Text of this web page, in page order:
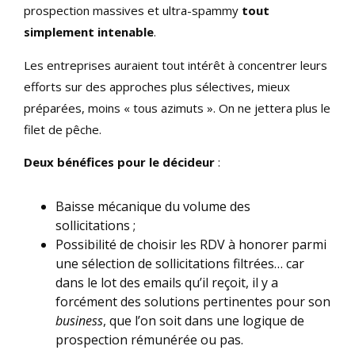
prospection massives et ultra-spammy tout
simplement intenable.
Les entreprises auraient tout intérêt à concentrer leurs
efforts sur des approches plus sélectives, mieux
préparées, moins « tous azimuts ». On ne jettera plus le
filet de pêche.
Deux bénéfices pour le décideur :
Baisse mécanique du volume des
sollicitations ;
Possibilité de choisir les RDV à honorer parmi
une sélection de sollicitations filtrées… car
dans le lot des emails qu’il reçoit, il y a
forcément des solutions pertinentes pour son
business, que l’on soit dans une logique de
prospection rémunérée ou pas.